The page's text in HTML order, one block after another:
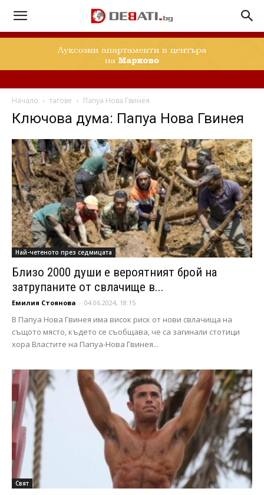
Начало тагове Папуа Нова Гвинея
Ключова дума: Папуа Нова Гвинея
Най-четеното през седмицата
Близо 2000 души е вероятният брой на
затрупаните от свлачище в...
Емилия Стоянова - 04.06.2024, 18:15
В Папуа Нова Гвинея има висок риск от нови свлачища на
същото място, където се съобщава, че са загинали стотици
хора Властите на Папуа-Нова Гвинея...
Свят